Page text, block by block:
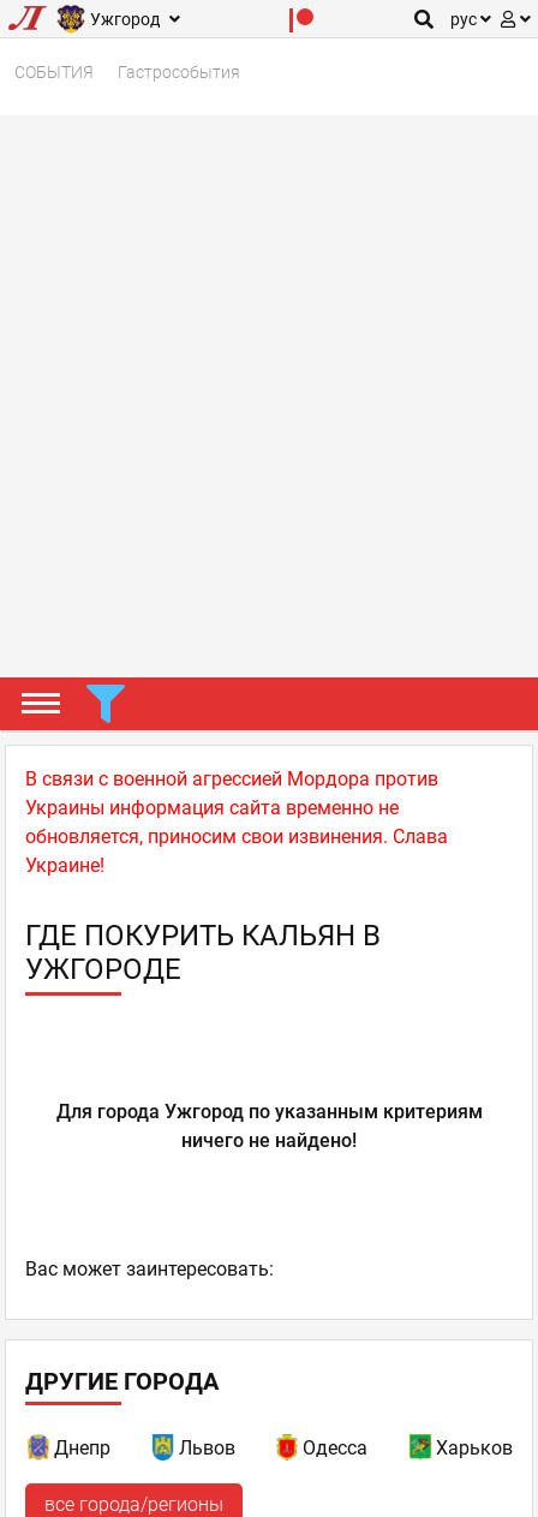
Ужгород рус
СОБЫТИЯ Гастрособытия
В связи с военной агрессией Мордора против
Украины информация сайта временно не
обновляется, приносим свои извинения. Слава
Украине!
ГДЕ ПОКУРИТЬ КАЛЬЯН В
УЖГОРОДЕ
Для города Ужгород по указанным критериям
ничего не найдено!
Ваc может заинтересовать:
ДРУГИЕ ГОРОДА
Днепр Львов Одесса Харьков
все города/регионы